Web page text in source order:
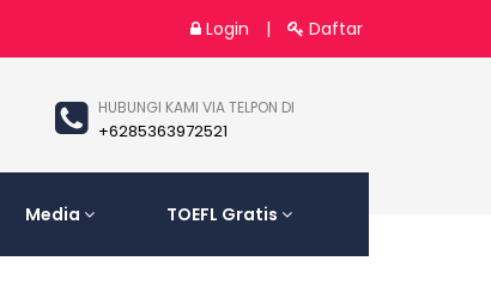
Login | Daftar
HUBUNGI KAMI VIA TELPON DI
+6285363972521
Media TOEFL Gratis